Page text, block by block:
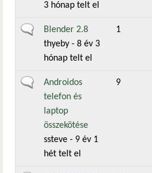
3 hónap telt el
Általános téma
Blender 2.8
thyeby - 8 év 3
hónap telt el
1
Általános téma
Androidos
telefon és
laptop
összekötése
ssteve - 9 év 1
hét telt el
9